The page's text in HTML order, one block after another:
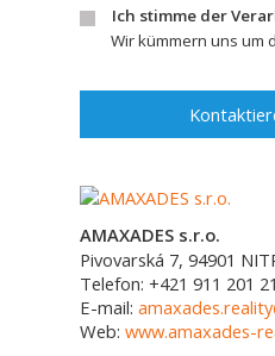
Ich stimme der
Wir kümmern uns um
AMAXADES s.r.o.
Pivovarská 7, 94901
Telefon: +421 911 201
E-mail:
Web: www.amaxades-